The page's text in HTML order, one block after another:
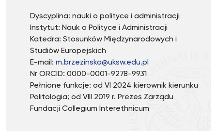
Dyscyplina: nauki o polityce i administracji
Instytut: Nauk o Polityce i Administracji
Katedra: Stosunków Międzynarodowych i
Studiów Europejskich
E-mail: m.brzezinska@uksw.edu.pl
Nr ORCID: 0000-0001-9278-9931
Pełnione funkcje: od VI 2024 kierownik kierunku
Politologia; od VIII 2019 r. Prezes Zarządu
Fundacji Collegium Interethnicum